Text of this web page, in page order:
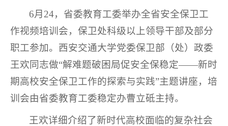
6月24，省委教育工委举办全省安全保卫工
作视频培训会，保卫处科级以上领导干部及部分
职工参加。西安交通大学党委保卫部（处）政委
王欢同志做“解难题破困局促安全保稳定——新时
期高校安全保卫工作的探索与实践”主题讲座，培
训会由省委教育工委稳定办曹立砥主持。
王欢详细介绍了新时代高校面临的复杂社会